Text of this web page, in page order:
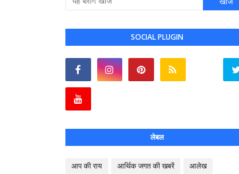
SOCIAL PLUGIN
लेबल
आप की राय आर्थिक जगत की खबरें
आलेख